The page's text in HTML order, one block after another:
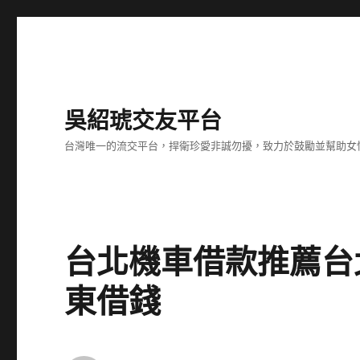
吳紹琥交友平台
台灣唯一的流交平台，捍衛珍愛非誠勿擾，致力於鼓勵並幫助
台北機車借款推薦
東借錢